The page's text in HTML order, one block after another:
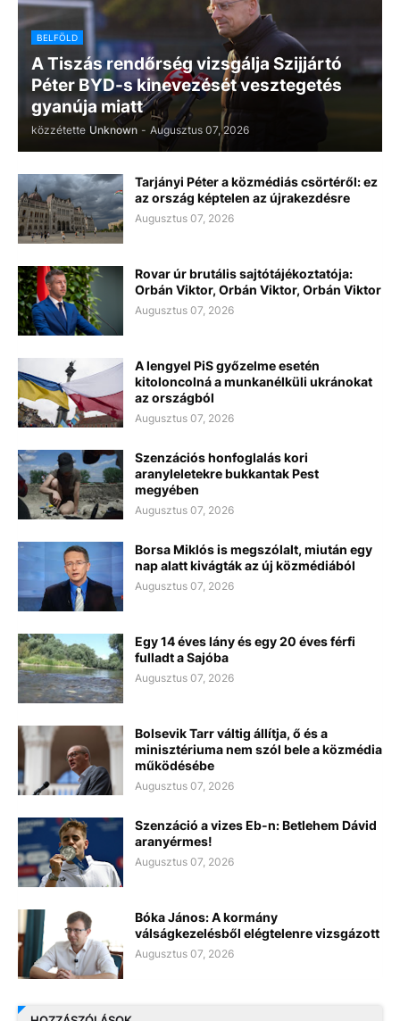
BELFÖLD
A Tiszás rendőrség vizsgálja Szijjártó
Péter BYD-s kinevezését vesztegetés
gyanúja miatt
közzétette Unknown - Augusztus 07, 2026
Tarjányi Péter a közmédiás csörtéről: ez
az ország képtelen az újrakezdésre
Augusztus 07, 2026
Rovar úr brutális sajtótájékoztatója:
Orbán Viktor, Orbán Viktor, Orbán Viktor
Augusztus 07, 2026
A lengyel PiS győzelme esetén
kitoloncolná a munkanélküli ukránokat
az országból
Augusztus 07, 2026
Szenzációs honfoglalás kori
aranyleletekre bukkantak Pest
megyében
Augusztus 07, 2026
Borsa Miklós is megszólalt, miután egy
nap alatt kivágták az új közmédiából
Augusztus 07, 2026
Egy 14 éves lány és egy 20 éves férfi
fulladt a Sajóba
Augusztus 07, 2026
Bolsevik Tarr váltig állítja, ő és a
minisztériuma nem szól bele a közmédia
működésébe
Augusztus 07, 2026
Szenzáció a vizes Eb-n: Betlehem Dávid
aranyérmes!
Augusztus 07, 2026
Bóka János: A kormány
válságkezelésből elégtelenre vizsgázott
Augusztus 07, 2026